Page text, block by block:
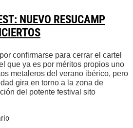
NUEVO RESUCAMP
confirmarse para cerrar el cartel
que ya es por méritos propios uno
metaleros del verano ibérico, pero
gira en torno a la zona de
del potente festival sito